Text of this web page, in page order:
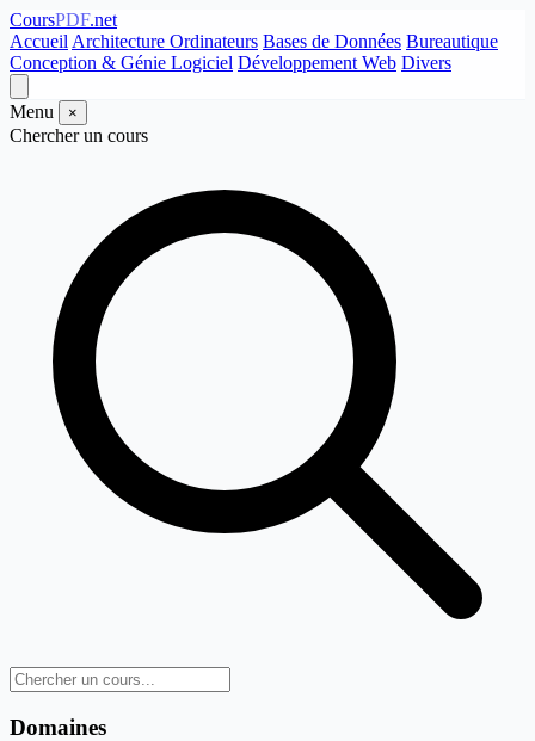
CoursPDF.net
Accueil Architecture Ordinateurs Bases de Données Bureautique
Conception & Génie Logiciel Développement Web Divers
Menu ×
Chercher un cours
Domaines